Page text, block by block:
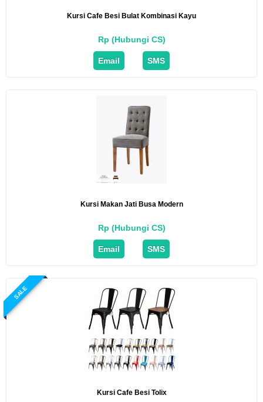
Kursi Cafe Besi Bulat Kombinasi Kayu
Rp (Hubungi CS)
Email SMS
Kursi Makan Jati Busa Modern
Rp (Hubungi CS)
Email SMS
SALE
Kursi Cafe Besi Tolix